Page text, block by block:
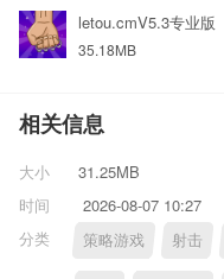
letou.cmV5.3专业版
35.18MB
相关信息
大小
31.25MB
时间
2026-08-07 10:27
分类
策略游戏 射击